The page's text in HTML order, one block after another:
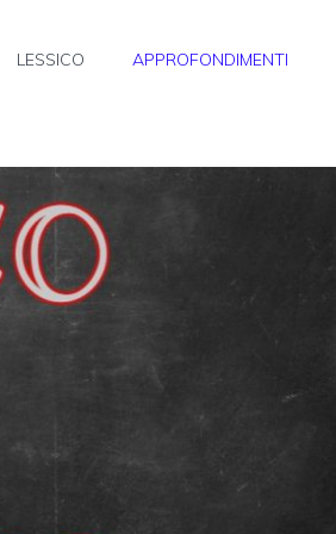
LESSICO APPROFONDIMENTI